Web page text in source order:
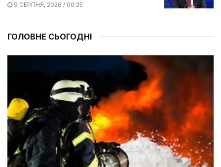
9 СЕРПНЯ, 2026 / 00:25
ГОЛОВНЕ СЬОГОДНІ